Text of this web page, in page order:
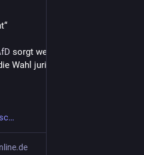
sorgt weiter für Stimmung.
Wahl juristisch angehen.